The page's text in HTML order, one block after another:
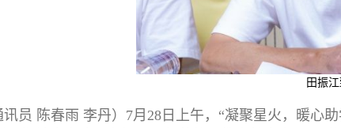
田振
讯员 陈春雨 李丹）7月28日上午，“凝聚星火，暖